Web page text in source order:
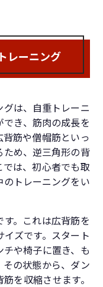
レーニング
は、自重トレーニ
き、筋肉の成長を
筋や僧帽筋といっ
ため、逆三角形の背
では、初心者でも取
のトレーニングをい
。これは広背筋を
ズです。スタート
や椅子に置き、も
その状態から、ダン
を収縮させます。